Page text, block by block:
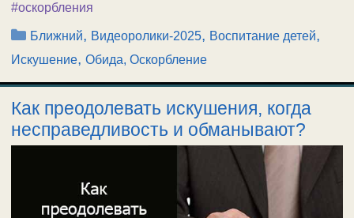
#оскорбления
Рубрики
Ближний, Видеоролики-2025, Воспитание детей,
Искушение, Обида, Оскорбление
Как преодолевать искушения, когда
несправедливость и обманывают?